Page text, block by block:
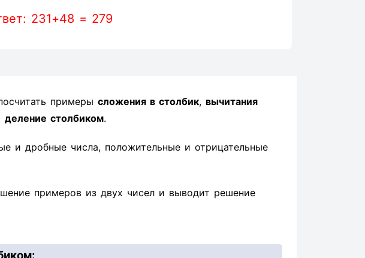
231+48 = 279
примеры сложения в столбик, вычитания
деление столбиком.
и дробные числа, положительные и отрицательные
примеров из двух чисел и выводит решение